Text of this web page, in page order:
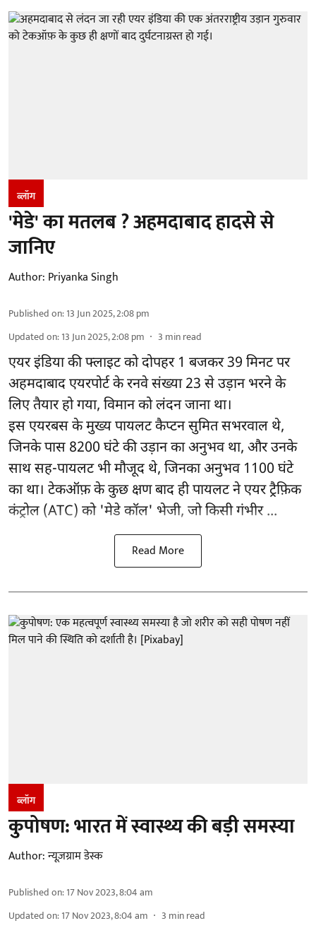
ब्लॉग
'मेडे' का मतलब ? अहमदाबाद हादसे से
जानिए
Author: Priyanka Singh
Published on:13 Jun 2025, 2:08 pm
Updated on:13 Jun 2025, 2:08 pm 3 min read
एयर इंडिया की फ्लाइट को दोपहर 1 बजकर 39 मिनट पर
अहमदाबाद एयरपोर्ट के रनवे संख्या 23 से उड़ान भरने के
लिए तैयार हो गया, विमान को लंदन जाना था।
इस एयरबस के मुख्य पायलट कैप्टन सुमित सभरवाल थे,
जिनके पास 8200 घंटे की उड़ान का अनुभव था, और उनके
साथ सह-पायलट भी मौजूद थे, जिनका अनुभव 1100 घंटे
का था। टेकऑफ़ के कुछ क्षण बाद ही पायलट ने एयर ट्रैफ़िक
कंट्रोल (ATC) को 'मेडे कॉल' भेजी, जो किसी गंभीर ...
Read More
ब्लॉग
कुपोषण: भारत में स्वास्थ्य की बड़ी समस्या
Author:न्यूज़ग्राम डेस्क
Published on:17 Nov 2023, 8:04 am
Updated on:17 Nov 2023, 8:04 am 3 min read